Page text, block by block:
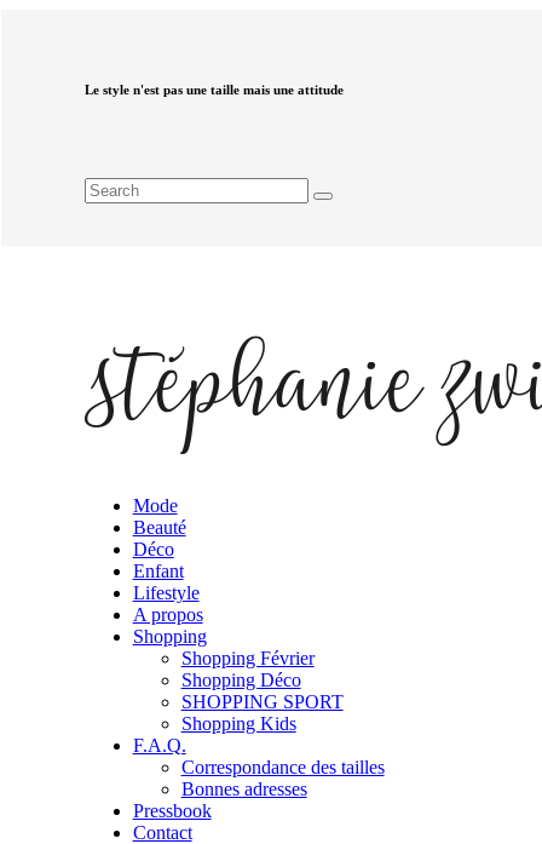
Le style n'est pas une taille mais une attitude
Mode
Beauté
Déco
Enfant
Lifestyle
A propos
Shopping
Shopping Février
Shopping Déco
SHOPPING SPORT
Shopping Kids
F.A.Q.
Correspondance des tailles
Bonnes adresses
Pressbook
Contact